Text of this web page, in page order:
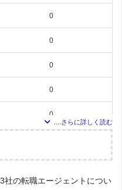
0
0
0
0
WEBサイトで公開している求人のう
」の条件に合致する求人数をカウン
0
0
0
0
0
社の転職エージェントについ